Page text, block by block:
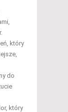
który
do
który